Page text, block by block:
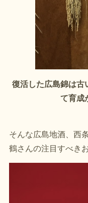
復活した広島錦は古
て育成
そんな広島地酒、西
鶴さんの注目すべき